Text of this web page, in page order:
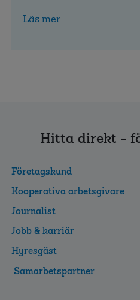
Läs mer
Hitta direkt -
Företagskund
Kooperativa arbetsgivare
Journalist
Jobb & karriär
Hyresgäst